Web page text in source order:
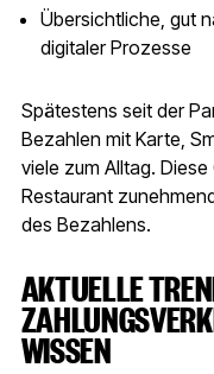
Übersichtliche, gut
digitaler Prozesse
Spätestens seit der
Bezahlen mit Karte,
viele zum Alltag.
Restaurant
des Bezahlens.
AKTUELLE
WISSEN